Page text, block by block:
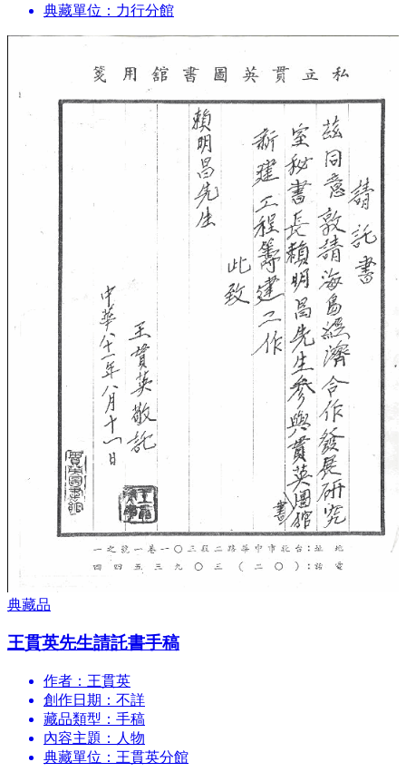
典藏單位：力行分館
典藏品
王貫英先生請託書手稿
作者：王貫英
創作日期：不詳
藏品類型：手稿
內容主題：人物
典藏單位：王貫英分館